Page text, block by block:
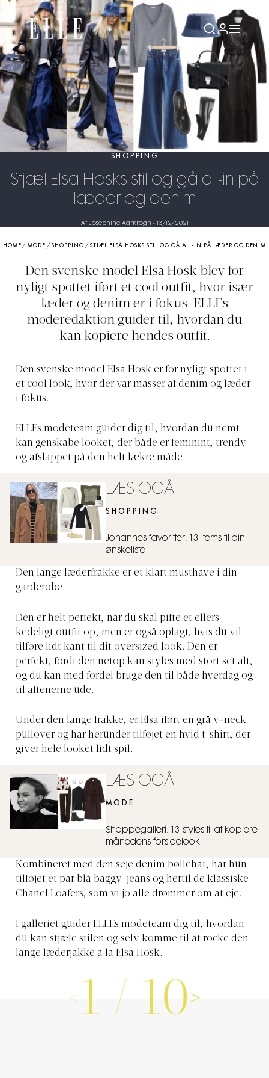
SHOPPING
Stjæl Elsa Hosks stil og gå all-in på
læder og denim
Af Josephine Aarkrogh - 13/12/2021
HOME /MODE /SHOPPING /STJÆL ELSA HOSKS STIL OG GÅ ALL-IN PÅ LÆDER OG DENIM
Den svenske model Elsa Hosk blev for
nyligt spottet iført et cool outfit, hvor især
læder og denim er i fokus. ELLEs
moderedaktion guider til, hvordan du
kan kopiere hendes outfit.
Den svenske model Elsa Hosk er for nyligt spottet i
et cool look, hvor der var masser af denim og læder
i fokus.
ELLEs modeteam guider dig til, hvordan du nemt
kan genskabe looket, der både er feminint, trendy
og afslappet på den helt lækre måde.
LÆS OGÅ
SHOPPING
Johannes favoritter: 13 items til din
ønskeliste
Den lange læderfrakke er et klart musthave i din
garderobe.
Den er helt perfekt, når du skal pifte et ellers
kedeligt outfit op, men er også oplagt, hvis du vil
tilføre lidt kant til dit oversized look. Den er
perfekt, fordi den netop kan styles med stort set alt,
og du kan med fordel bruge den til både hverdag og
til aftenerne ude.
Under den lange frakke, er Elsa iført en grå v-neck
pullover og har herunder tilføjet en hvid t-shirt, der
giver hele looket lidt spil.
LÆS OGÅ
MODE
Shoppegalleri: 13 styles til at kopiere
månedens forsidelook
Kombineret med den seje denim bøllehat, har hun
tilføjet et par blå baggy-jeans og hertil de klassiske
Chanel Loafers, som vi jo alle drømmer om at eje.
I galleriet guider ELLEs modeteam dig til, hvordan
du kan stjæle stilen og selv komme til at rocke den
lange læderjakke a la Elsa Hosk.
1 / 10